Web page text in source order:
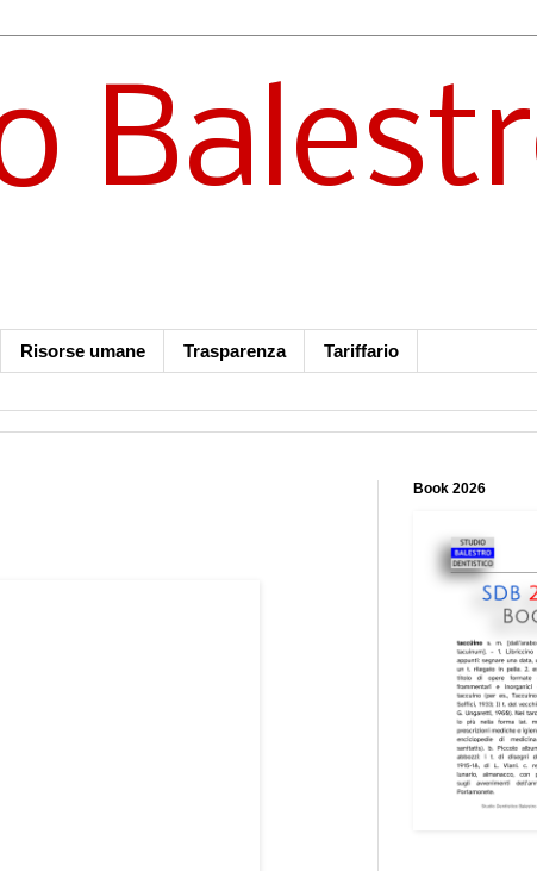
Risorse umane Trasparenza Tariffario
Book 2026